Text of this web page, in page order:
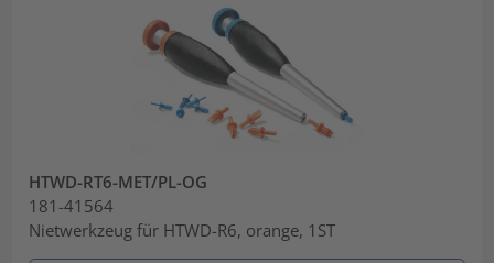
HTWD-RT6-MET/PL-OG
181-41564
Nietwerkzeug für HTWD-R6, orange, 1ST